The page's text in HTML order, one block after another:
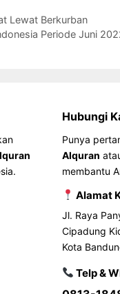
Lewat Berkurban
Periode Juni
Hubungi
Punya
Alquran
membantu
Alamat
Jl. Raya
Cipadung
Kota
Telp &